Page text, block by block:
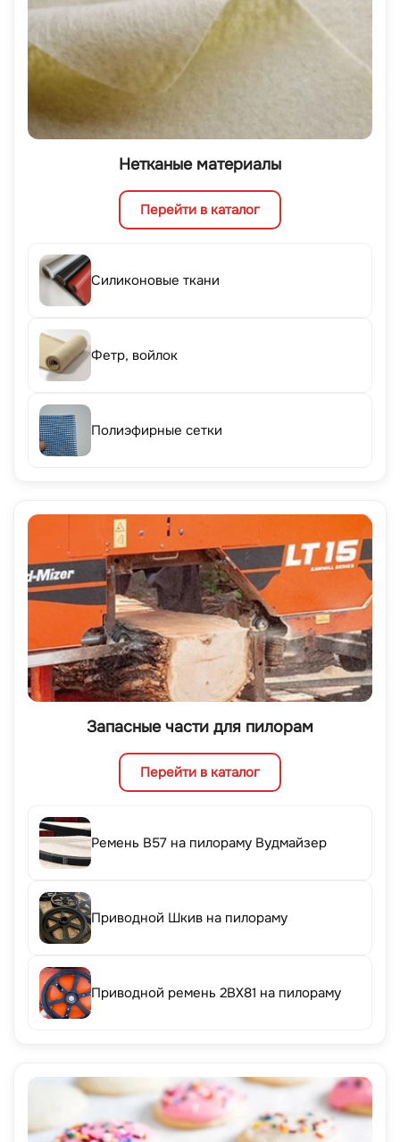
Нетканые материалы
Перейти в каталог
Силиконовые ткани
Фетр, войлок
Полиэфирные сетки
Запасные части для пилорам
Перейти в каталог
Ремень B57 на пилораму Вудмайзер
Приводной Шкив на пилораму
Приводной ремень 2BX81 на пилораму